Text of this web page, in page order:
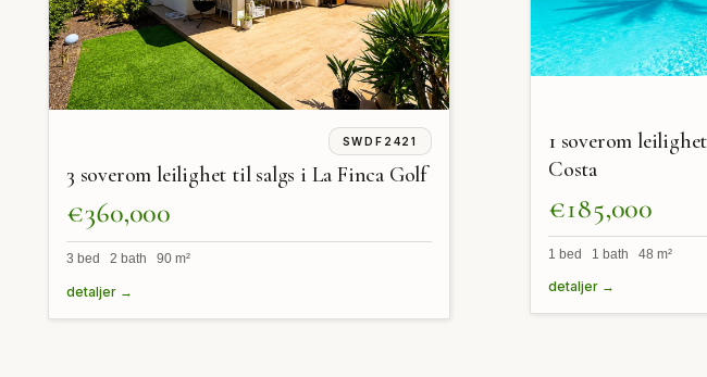
SWDF2421
3 soverom leilighet til salgs i La Finca Golf
€360,000
3 bed 2 bath 90 m²
detaljer →
1 soverom
Costa
€185,000
1 bed 1 bath 48 m²
detaljer →